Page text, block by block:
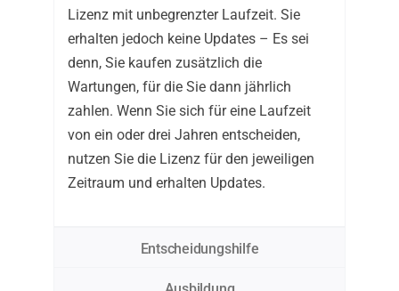
Lizenz mit unbegrenzter Laufzeit. Sie
erhalten jedoch keine Updates – Es sei
denn, Sie kaufen zusätzlich die
Wartungen, für die Sie dann jährlich
zahlen. Wenn Sie sich für eine Laufzeit
von ein oder drei Jahren entscheiden,
nutzen Sie die Lizenz für den jeweiligen
Zeitraum und erhalten Updates.
Entscheidungshilfe